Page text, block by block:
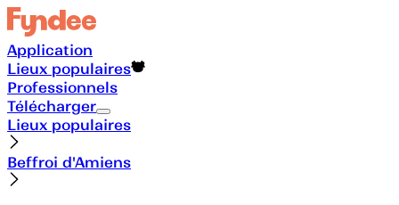
Application
Lieux populaires
Professionnels
Télécharger
Lieux populaires
Beffroi d'Amiens